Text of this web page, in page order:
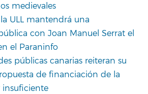
medievales
ULL mantendrá una
con Joan Manuel Serrat el
el Paraninfo
públicas canarias reiteran su
de financiación de la
insuficiente